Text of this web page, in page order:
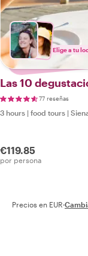
Elige a tu
Las 10
77 reseñas
3 hours | food tours |
€119.85
por persona
Precios en EUR·